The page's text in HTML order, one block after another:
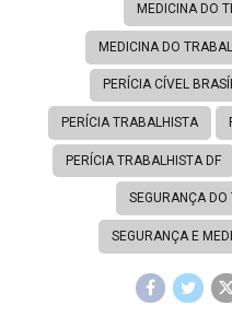
MEDICINA DO
MEDICINA DO
PERÍCIA CÍVEL
PERÍCIA TRABALHISTA
PERÍCIA TRABALHISTA DF
SEGURANÇA
SEGURANÇA E